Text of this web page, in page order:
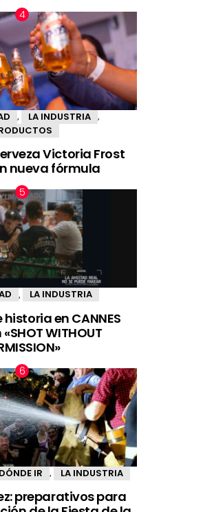
, LA INDUSTRIA ,
Victoria Frost
nueva fórmula
LA INDUSTRIA
historia en CANNES
WITHOUT
DÓNDE IR , LA INDUSTRIA
preparativos para